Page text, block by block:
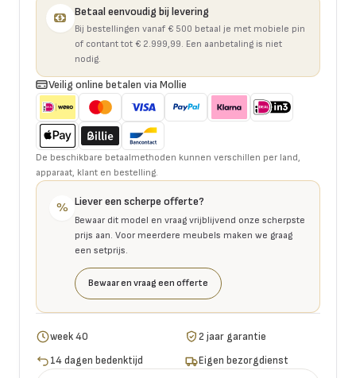
Betaal eenvoudig bij levering
Bij bestellingen vanaf € 500 betaal je met mobiele pin
of contant tot € 2.999,99. Een aanbetaling is niet
nodig.
Veilig online betalen via Mollie
De beschikbare betaalmethoden kunnen verschillen per land,
apparaat, klant en bestelling.
% Liever een scherpe offerte?
Bewaar dit model en vraag vrijblijvend onze scherpste
prijs aan. Voor meerdere meubels maken we graag
een setprijs.
Bewaar en vraag een offerte
week 40
2 jaar garantie
14 dagen bedenktijd
Eigen bezorgdienst